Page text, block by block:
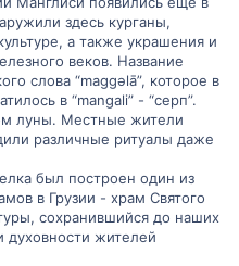
здесь курганы,
а также украшения и
веков. Название
слова “maggəlā”, которое в
в “mangali” - “серп”.
луны. Местные жители
различные ритуалы даже
был построен один из
в Грузии - храм Святого
сохранившийся до наших
духовности жителей